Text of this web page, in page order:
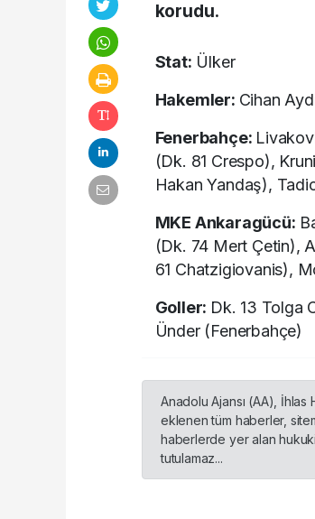
korudu.
Stat: Ülker
Hakemler: Cihan
Fenerbahçe:
(Dk. 81 Crespo),
Hakan Yandaş),
MKE Ankaragücü:
(Dk. 74 Mert Çetin),
61 Chatzigiovanis),
Goller: Dk. 13 Tolga
Ünder (Fenerbahçe)
Anadolu Ajansı (AA), İhlas
eklenen tüm haberler,
haberlerde yer alan
tutulamaz...